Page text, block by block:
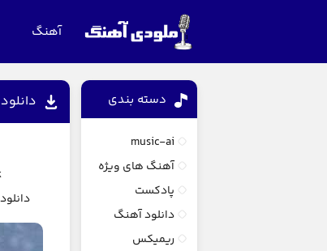
آهنگ
دسته بندی
music-ai
آهنگ های ویژه
پادکست
دانلود آهنگ
ریمیکس